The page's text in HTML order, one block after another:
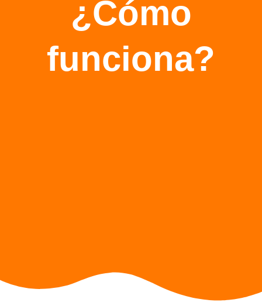
¿Cómo
funciona?